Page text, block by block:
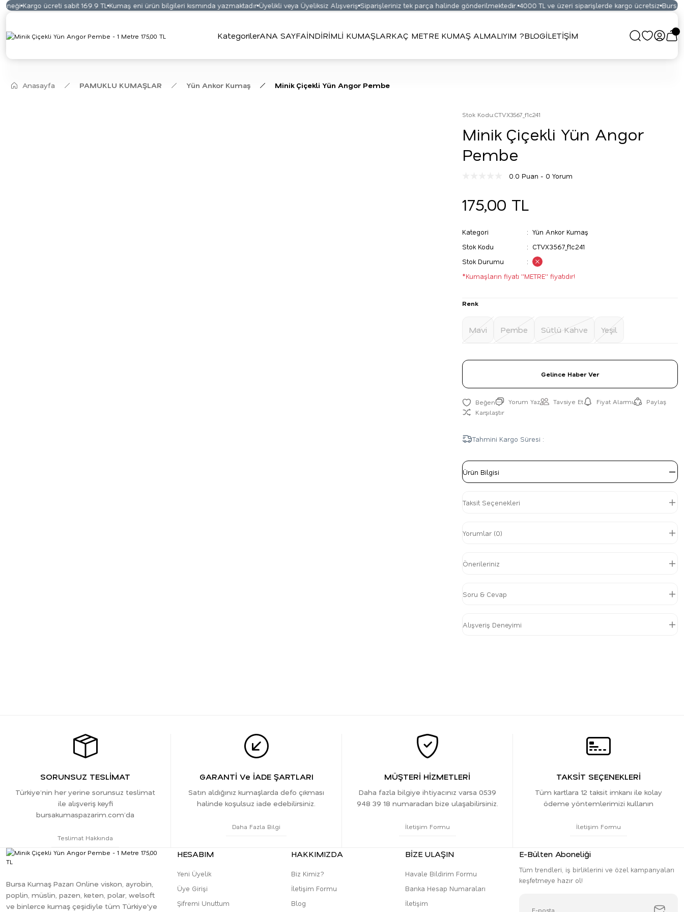
Kargo ücreti sabit 169.9 TL Kumaş eni ürün bilgileri kısmında yazmaktadır Üyelikli veya Üyeliksiz Alışveriş Siparişleriniz tek parça halinde gönderilmektedir. 4000 TL ve üzeri siparişlerde kargo ücretsiz Bursa
KategorilerANA SAYFAİNDİRİMLİ KUMAŞLARKAÇ METRE KUMAŞ ALMALIYIM ?BLOGİLETİŞİM
Anasayfa PAMUKLU KUMAŞLAR Yün Ankor Kumaş Minik Çiçekli Yün Angor Pembe
Stok Kodu:CTVX3567_f1c241
Minik Çiçekli Yün Angor
Pembe
0.0 Puan - 0 Yorum
175,00 TL
Kategori
Yün Ankor Kumaş
Stok Kodu
CTVX3567_f1c241
Stok Durumu
*Kumaşların fiyatı ''METRE'' fiyatıdır!
Renk
Mavi Pembe Sütlü Kahve Yeşil
Gelince Haber Ver
Yorum Yaz Tavsiye Et Fiyat Alarmı
Paylaş
Karşılaştır
Tahmini Kargo Süresi :
Ürün Bilgisi
Taksit Seçenekleri
Yorumlar (0)
Önerileriniz
Soru & Cevap
Alışveriş Deneyimi
SORUNSUZ TESLİMAT
Türkiye’nin her yerine sorunsuz teslimat
ile alışveriş keyfi
bursakumaspazarim.com’da
Teslimat Hakkında
GARANTİ Ve İADE ŞARTLARI
Satın aldığınız kumaşlarda defo çıkması
halinde koşulsuz iade edebilirsiniz.
Daha Fazla Bilgi
MÜŞTERİ HİZMETLERİ
Daha fazla bilgiye ihtiyacınız varsa 0539
948 39 18 numaradan bize ulaşabilirsiniz.
İletişim Formu
TAKSİT SEÇENEKLERİ
Tüm kartlara 12 taksit imkanı ile kolay
ödeme yöntemlerimizi kullanın
İletişim Formu
Bursa Kumaş Pazarı Online viskon, ayrobin,
poplin, müslin, pazen, keten, polar, welsoft
ve binlerce kumaş çeşidiyle tüm Türkiye'ye
HESABIM
Yeni Üyelik
Üye Girişi
Şifremi Unuttum
HAKKIMIZDA
Biz Kimiz?
İletişim Formu
Blog
BİZE ULAŞIN
Havale Bildirim Formu
Banka Hesap Numaraları
İletişim
E-Bülten Aboneliği
Tüm trendleri, iş birliklerini ve özel kampanyaları
keşfetmeye hazır ol!